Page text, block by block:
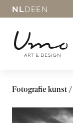
NLDEEN
Fotografie kunst